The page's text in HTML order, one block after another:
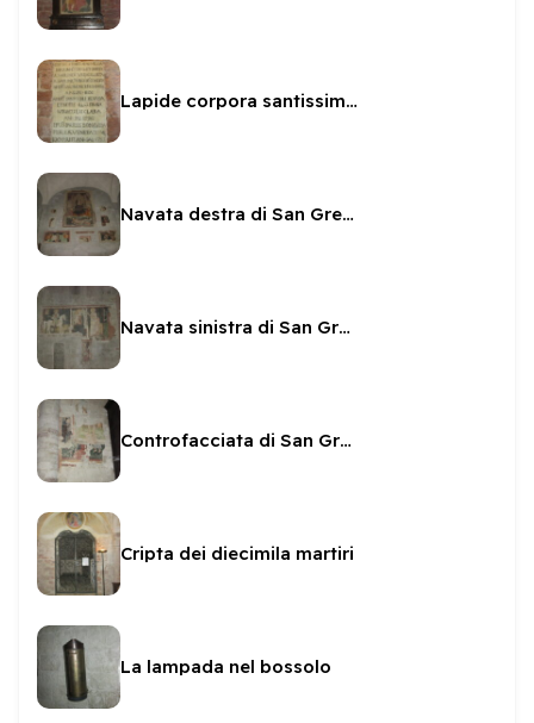
Lapide corpora santissimi martiri
Navata destra di San Gregorio - affreschi
Navata sinistra di San Gregorio affreschi
Controfacciata di San Gregorio - affreschi
Cripta dei diecimila martiri
La lampada nel bossolo